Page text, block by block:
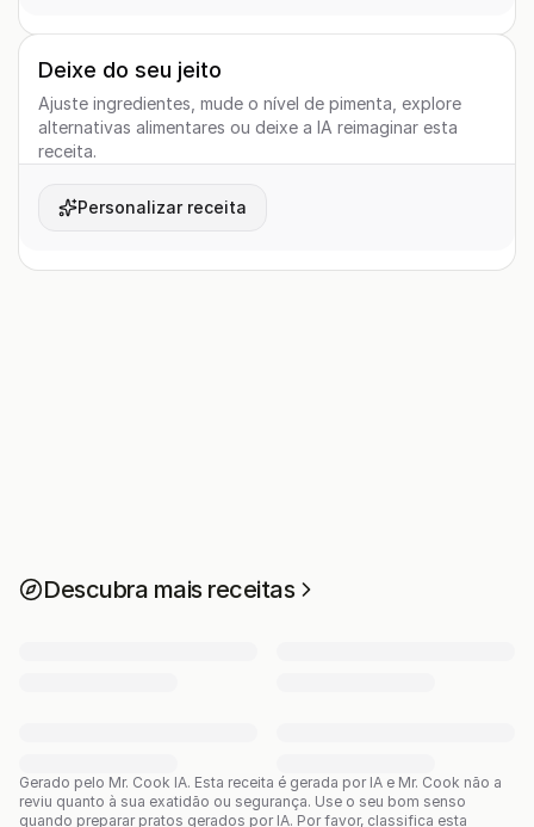
Deixe do seu jeito
Ajuste ingredientes, mude o nível de pimenta, explore
alternativas alimentares ou deixe a IA reimaginar esta
receita.
Personalizar receita
Descubra mais receitas
Gerado pelo Mr. Cook IA. Esta receita é gerada por IA e Mr. Cook não a
reviu quanto à sua exatidão ou segurança. Use o seu bom senso
quando preparar pratos gerados por IA. Por favor, classifica esta